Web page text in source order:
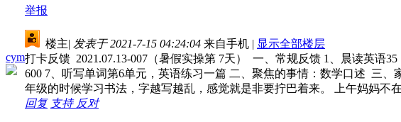
举报
cym
楼主| 发表于 2021-7-15 04:24:04 来自手机 | 显示全部楼层
打卡反馈 2021.07.13-007（暑假实操第 7天） 一、常规反馈 1、晨读英语
600 7、听写单词第6单元，英语练习一篇 二、聚焦的事情：数学口述 三
年级的时候学习书法，字越写越乱，感觉就是非要拧巴着来。 上午妈妈不
回复 支持 反对